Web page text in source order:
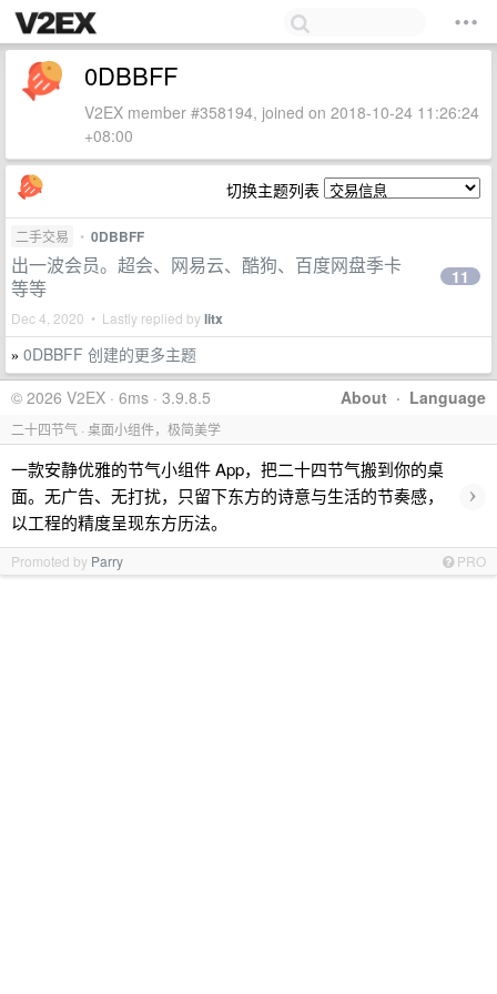
0DBBFF
V2EX member #358194, joined on 2018-10-24 11:26:24
+08:00
切换主题列表
二手交易 • 0DBBFF
出一波会员。超会、网易云、酷狗、百度网盘季卡
等等
Dec 4, 2020 • Lastly replied bylitx
11
» 0DBBFF 创建的更多主题
About · Language
© 2026 V2EX · 6ms · 3.9.8.5
二十四节气 · 桌面小组件，极简美学
一款安静优雅的节气小组件 App，把二十四节气搬到你的桌
面。无广告、无打扰，只留下东方的诗意与生活的节奏感，
以工程的精度呈现东方历法。
›
Promoted by Parry PRO